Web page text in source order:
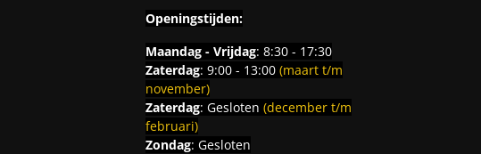
Openingstijden:
Maandag - Vrijdag: 8:30 - 17:30
Zaterdag: 9:00 - 13:00 (maart t/m
november)
Zaterdag: Gesloten (december t/m
februari)
Zondag: Gesloten